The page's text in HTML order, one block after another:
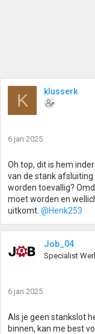
K klusserk
6 jan 2025
Oh top, dit is hem
van de stank
worden toevallig?
moet worden en
uitkomt. @Henk253
Job_04
Specialist
6 jan 2025
Als je geen stankslot
binnen, kan me best